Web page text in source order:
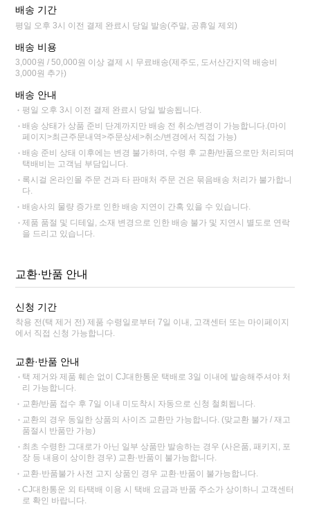
배송 기간
평일 오후 3시 이전 결제 완료시 당일 발송(주말, 공휴일 제외)
배송 비용
3,000원 / 50,000원 이상 결제 시 무료배송(제주도, 도서산간지역 배송비
3,000원 추가)
배송 안내
평일 오후 3시 이전 결제 완료시 당일 발송됩니다.
배송 상태가 상품 준비 단계까지만 배송 전 취소/변경이 가능합니다.(마이
페이지>최근주문내역>주문상세>취소/변경에서 직접 가능)
배송 준비 상태 이후에는 변경 불가하며, 수령 후 교환/반품으로만 처리되며
택배비는 고객님 부담입니다.
록시걸 온라인몰 주문 건과 타 판매처 주문 건은 묶음배송 처리가 불가합니
다.
배송사의 물량 증가로 인한 배송 지연이 간혹 있을 수 있습니다.
제품 품절 및 디테일, 소재 변경으로 인한 배송 불가 및 지연시 별도로 연락
을 드리고 있습니다.
교환·반품 안내
신청 기간
착용 전(택 제거 전) 제품 수령일로부터 7일 이내, 고객센터 또는 마이페이지
에서 직접 신청 가능합니다.
교환·반품 안내
택 제거와 제품 훼손 없이 CJ대한통운 택배로 3일 이내에 발송해주셔야 처
리 가능합니다.
교환/반품 접수 후 7일 이내 미도착시 자동으로 신청 철회됩니다.
교환의 경우 동일한 상품의 사이즈 교환만 가능합니다. (맞교환 불가 / 재고
품절시 반품만 가능)
최초 수령한 그대로가 아닌 일부 상품만 발송하는 경우 (사은품, 패키지, 포
장 등 내용이 상이한 경우) 교환·반품이 불가능합니다.
교환·반품불가 사전 고지 상품인 경우 교환·반품이 불가능합니다.
CJ대한통운 외 타택배 이용 시 택배 요금과 반품 주소가 상이하니 고객센터
로 확인 바랍니다.